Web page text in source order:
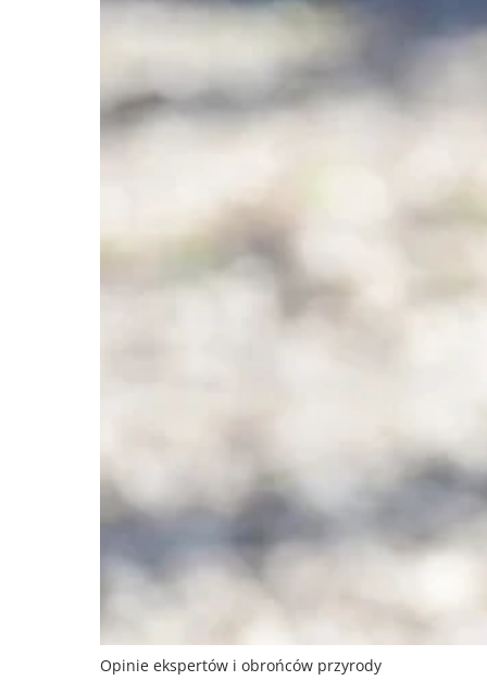
Opinie ekspertów i obrońców przyrody